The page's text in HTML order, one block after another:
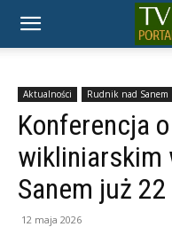
TELEWIZJA
NISKO
Aktualności Rudnik nad Sanem
Konferencja
wikliniarskim
Sanem już
12 maja 2026